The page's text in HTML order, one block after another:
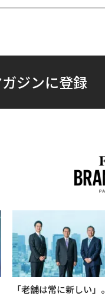
ジンに登録
「老舗は常に新しい」。